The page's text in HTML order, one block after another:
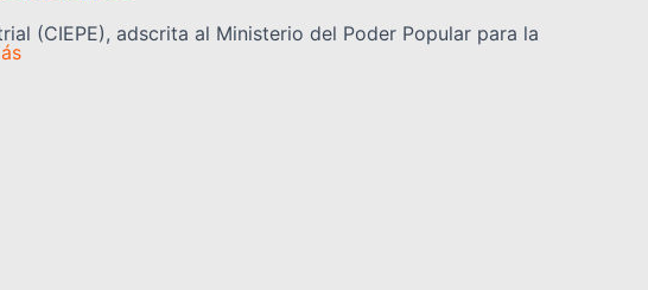
(CIEPE), adscrita al Ministerio del Poder Popular para la